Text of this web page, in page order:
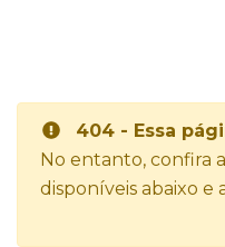
404 - Essa
No entanto, confira
disponíveis abaixo e